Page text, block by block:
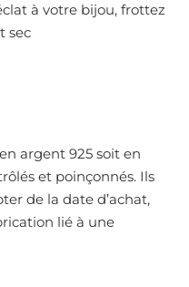
à votre bijou, frottez
sec
argent 925 soit en
et poinçonnés. Ils
de la date d’achat,
lié à une